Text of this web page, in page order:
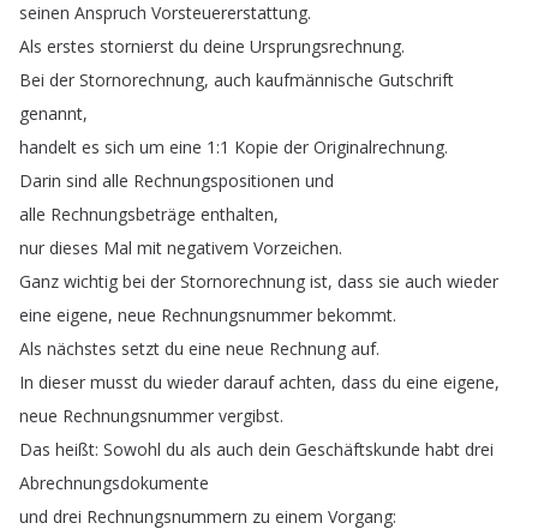
seinen Anspruch Vorsteuererstattung.
Als erstes stornierst du deine Ursprungsrechnung.
Bei der Stornorechnung, auch kaufmännische Gutschrift
genannt,
handelt es sich um eine 1:1 Kopie der Originalrechnung.
Darin sind alle Rechnungspositionen und
alle Rechnungsbeträge enthalten,
nur dieses Mal mit negativem Vorzeichen.
Ganz wichtig bei der Stornorechnung ist, dass sie auch wieder
eine eigene, neue Rechnungsnummer bekommt.
Als nächstes setzt du eine neue Rechnung auf.
In dieser musst du wieder darauf achten, dass du eine eigene,
neue Rechnungsnummer vergibst.
Das heißt: Sowohl du als auch dein Geschäftskunde habt drei
Abrechnungsdokumente
und drei Rechnungsnummern zu einem Vorgang: